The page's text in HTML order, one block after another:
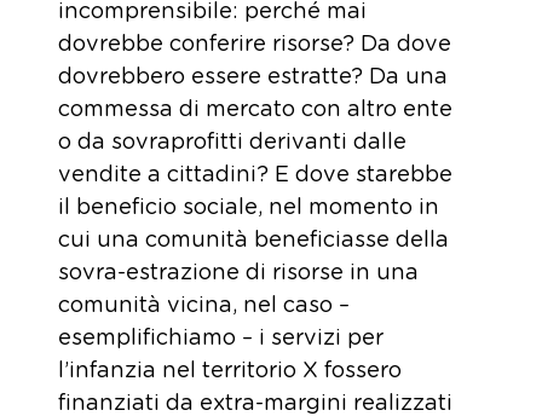
incomprensibile: perché mai
dovrebbe conferire risorse? Da dove
dovrebbero essere estratte? Da una
commessa di mercato con altro ente
o da sovraprofitti derivanti dalle
vendite a cittadini? E dove starebbe
il beneficio sociale, nel momento in
cui una comunità beneficiasse della
sovra-estrazione di risorse in una
comunità vicina, nel caso –
esemplifichiamo – i servizi per
l’infanzia nel territorio X fossero
finanziati da extra-margini realizzati